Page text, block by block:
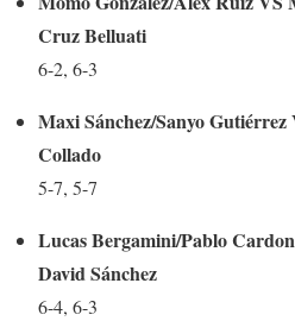
Cruz Belluati
6-2, 6-3
Maxi Sánchez/Sanyo
Collado
5-7, 5-7
Lucas Bergamini/Pablo
David Sánchez
6-4, 6-3